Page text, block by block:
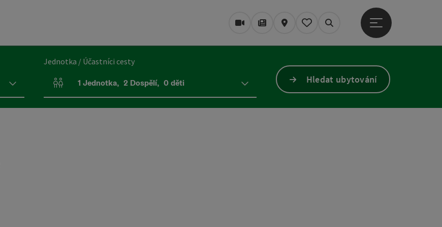
Webové kamery
Časopis/Blog
MapaZapamatované
Vyhledávání
Otevřít hlavní
Jednotka / Účastníci cesty
Počet jednotek a polí pro osoby
1 Jednotka, 2 Dospělí, 0 děti Hledat ubytování